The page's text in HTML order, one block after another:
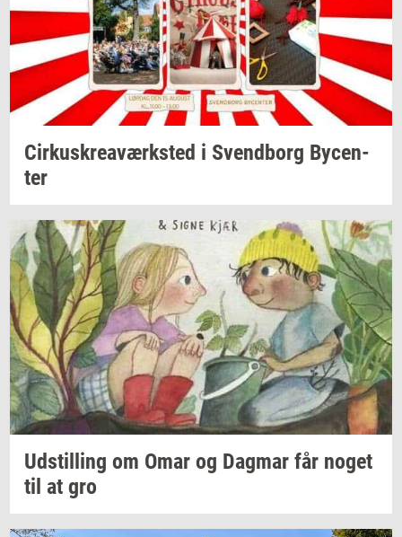
Cir­kuskrea­værk­sted i Svend­borg By­cen­
ter
Ud­stil­ling om Omar og Dag­mar får noget
til at gro